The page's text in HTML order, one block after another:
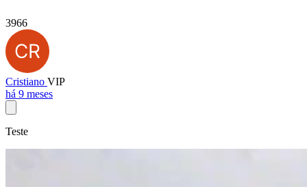
3966
Cristiano VIP
há 9 meses
Teste